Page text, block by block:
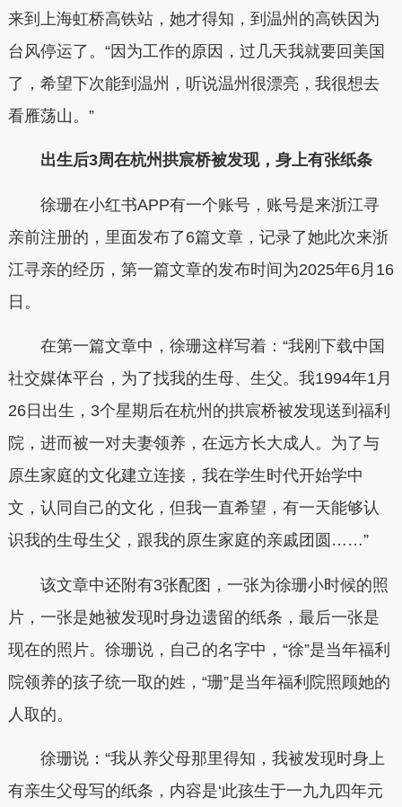
来到上海虹桥高铁站，她才得知，到温州的高铁因为
台风停运了。“因为工作的原因，过几天我就要回美国
了，希望下次能到温州，听说温州很漂亮，我很想去
看雁荡山。”
出生后3周在杭州拱宸桥被发现，身上有张纸条
徐珊在小红书APP有一个账号，账号是来浙江寻
亲前注册的，里面发布了6篇文章，记录了她此次来浙
江寻亲的经历，第一篇文章的发布时间为2025年6月16
日。
在第一篇文章中，徐珊这样写着：“我刚下载中国
社交媒体平台，为了找我的生母、生父。我1994年1月
26日出生，3个星期后在杭州的拱宸桥被发现送到福利
院，进而被一对夫妻领养，在远方长大成人。为了与
原生家庭的文化建立连接，我在学生时代开始学中
文，认同自己的文化，但我一直希望，有一天能够认
识我的生母生父，跟我的原生家庭的亲戚团圆……”
该文章中还附有3张配图，一张为徐珊小时候的照
片，一张是她被发现时身边遗留的纸条，最后一张是
现在的照片。徐珊说，自己的名字中，“徐”是当年福利
院领养的孩子统一取的姓，“珊”是当年福利院照顾她的
人取的。
徐珊说：“我从养父母那里得知，我被发现时身上
有亲生父母写的纸条，内容是‘此孩生于一九九四年元